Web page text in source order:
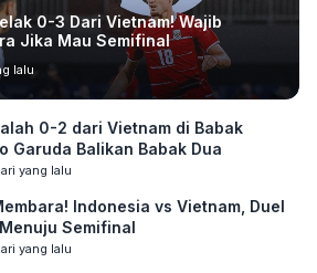
0-3 Dari Vietnam! Wajib
Jika Mau Semifinal
lalu
0-2 dari Vietnam di Babak
Garuda Balikan Babak Dua
yang lalu
Indonesia vs Vietnam, Duel
Semifinal
yang lalu